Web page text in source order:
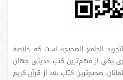
للجامع الصحیح» است که خلاصۀ
یکی از مهم‌ترین کتب حدیثی جهان
صحیح‌ترین کتاب بعد از قرآن کریم